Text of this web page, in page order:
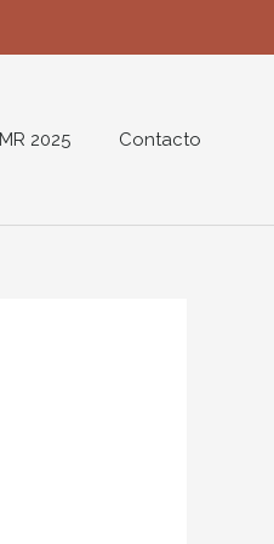
2025 Contacto